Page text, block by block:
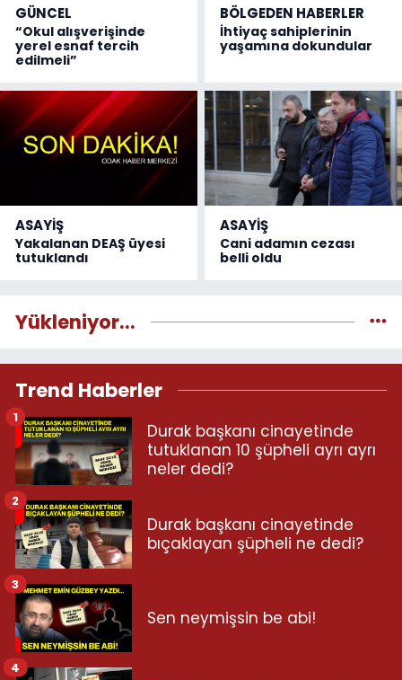
GÜNCEL
“Okul alışverişinde
yerel esnaf tercih
edilmeli”
BÖLGEDEN HABERLER
İhtiyaç sahiplerinin
yaşamına dokundular
ASAYİŞ
Yakalanan DEAŞ üyesi
tutuklandı
ASAYİŞ
Cani adamın cezası
belli oldu
Yükleniyor...
Trend Haberler
Durak başkanı cinayetinde
tutuklanan 10 şüpheli ayrı ayrı
neler dedi?
1
Durak başkanı cinayetinde
bıçaklayan şüpheli ne dedi?
2
Sen neymişsin be abi!
3
4